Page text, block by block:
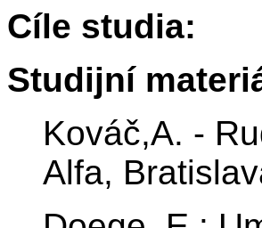
Cíle studia:
Studijní
Kováč,A. -
Alfa,